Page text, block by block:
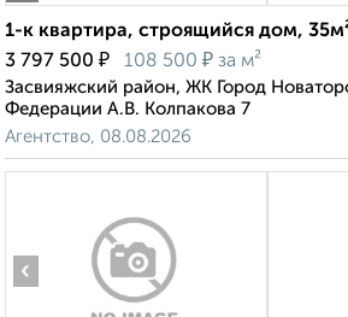
1-к квартира, строящийся дом,
3 797 500 ₽ 108 500 ₽ за м²
Засвияжский район, ЖК Город
Федерации А.В. Колпакова 7
Агентство, 08.08.2026
‹